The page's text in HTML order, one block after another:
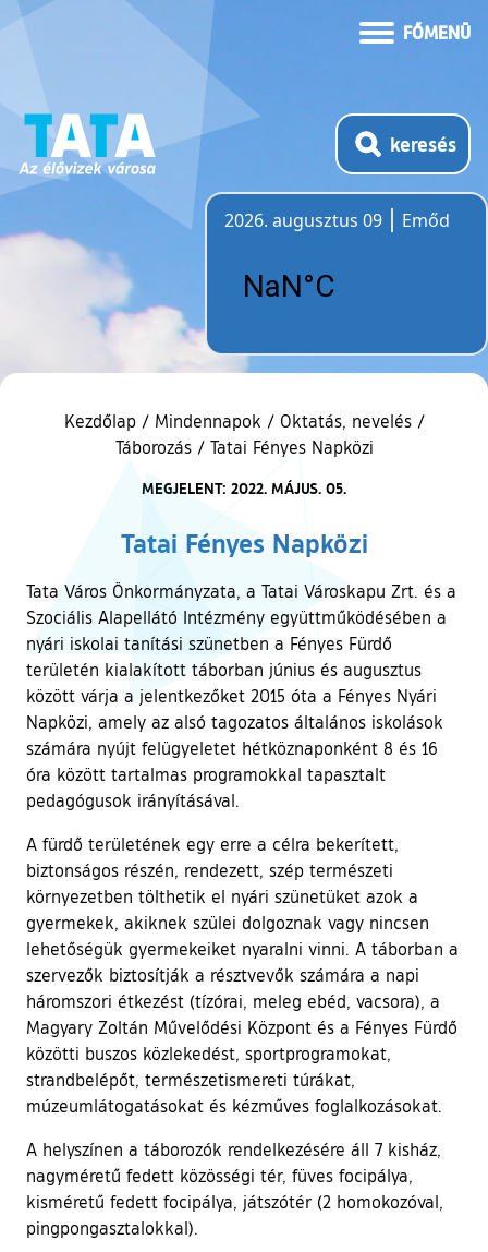
FŐMENÜ
keresés
2026. augusztus 09
Emőd
Kezdőlap / Mindennapok / Oktatás, nevelés /
Táborozás / Tatai Fényes Napközi
MEGJELENT: 2022. MÁJUS. 05.
Tatai Fényes Napközi
Tata Város Önkormányzata, a Tatai Városkapu Zrt. és a
Szociális Alapellátó Intézmény együttműködésében a
nyári iskolai tanítási szünetben a Fényes Fürdő
területén kialakított táborban június és augusztus
között várja a jelentkezőket 2015 óta a Fényes Nyári
Napközi, amely az alsó tagozatos általános iskolások
számára nyújt felügyeletet hétköznaponként 8 és 16
óra között tartalmas programokkal tapasztalt
pedagógusok irányításával.
A fürdő területének egy erre a célra bekerített,
biztonságos részén, rendezett, szép természeti
környezetben tölthetik el nyári szünetüket azok a
gyermekek, akiknek szülei dolgoznak vagy nincsen
lehetőségük gyermekeiket nyaralni vinni. A táborban a
szervezők biztosítják a résztvevők számára a napi
háromszori étkezést (tízórai, meleg ebéd, vacsora), a
Magyary Zoltán Művelődési Központ és a Fényes Fürdő
közötti buszos közlekedést, sportprogramokat,
strandbelépőt, természetismereti túrákat,
múzeumlátogatásokat és kézműves foglalkozásokat.
A helyszínen a táborozók rendelkezésére áll 7 kisház,
nagyméretű fedett közösségi tér, füves focipálya,
kisméretű fedett focipálya, játszótér (2 homokozóval,
pingpongasztalokkal).